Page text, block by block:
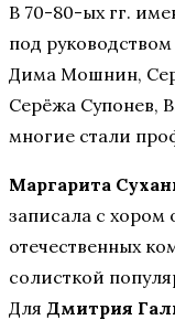
В 70-80-ых гг.
под
Дима Мошнин,
Серёжа Супонев,
многие стали
Маргарита
записала с хором
отечественных
солисткой
Для Дмитрия